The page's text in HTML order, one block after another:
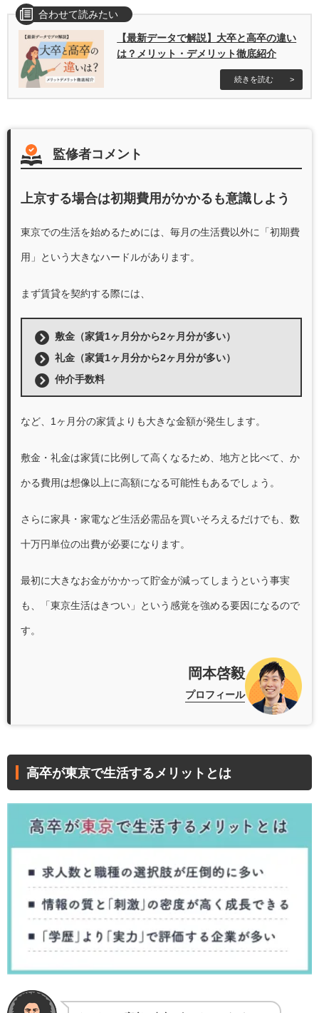
【最新データで解説】大卒と高卒の違い
は？メリット・デメリット徹底紹介
監修者コメント
上京する場合は初期費用がかかるも意識しよう
東京での生活を始めるためには、毎月の生活費以外に「初期費
用」という大きなハードルがあります。
まず賃貸を契約する際には、
敷金（家賃1ヶ月分から2ヶ月分が多い）
礼金（家賃1ヶ月分から2ヶ月分が多い）
仲介手数料
など、1ヶ月分の家賃よりも大きな金額が発生します。
敷金・礼金は家賃に比例して高くなるため、地方と比べて、か
かる費用は想像以上に高額になる可能性もあるでしょう。
さらに家具・家電など生活必需品を買いそろえるだけでも、数
十万円単位の出費が必要になります。
最初に大きなお金がかかって貯金が減ってしまうという事実
も、「東京生活はきつい」という感覚を強める要因になるので
す。
岡本啓毅
プロフィール
高卒が東京で生活するメリットとは